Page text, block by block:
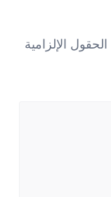
الحقول الإلزامية